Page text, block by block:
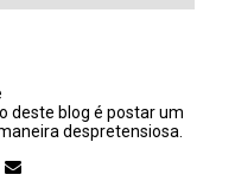
deste blog é postar um
despretensiosa.